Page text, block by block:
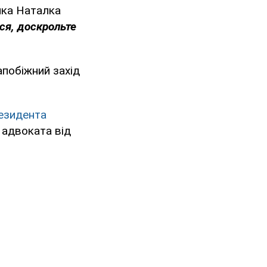
Наталка
доскрольте
захід
від